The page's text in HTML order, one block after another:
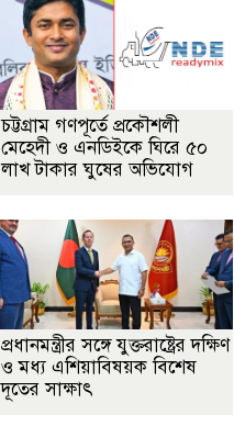
চট্টগ্রাম গণপূর্তে প্রকৌশলী
মেহেদী ও এনডিইকে ঘিরে ৫০
লাখ টাকার ঘুষের অভিযোগ
প্রধানমন্ত্রীর সঙ্গে যুক্তরাষ্ট্রের দক্ষিণ
ও মধ্য এশিয়াবিষয়ক বিশেষ
দূতের সাক্ষাৎ